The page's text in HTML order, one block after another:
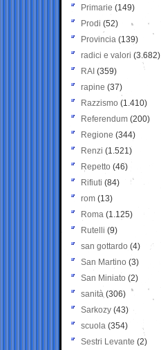
Primarie (149)
Prodi (52)
Provincia (139)
radici e valori (3.682)
RAI (359)
rapine (37)
Razzismo (1.410)
Referendum (200)
Regione (344)
Renzi (1.521)
Repetto (46)
Rifiuti (84)
rom (13)
Roma (1.125)
Rutelli (9)
san gottardo (4)
San Martino (3)
San Miniato (2)
sanità (306)
Sarkozy (43)
scuola (354)
Sestri Levante (2)